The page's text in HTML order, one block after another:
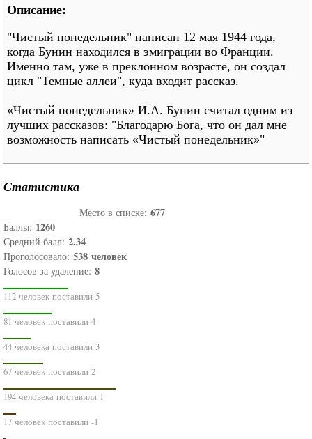
Описание:
"Чистый понедельник" написан 12 мая 1944 года,
когда Бунин находился в эмиграции во Франции.
Именно там, уже в преклонном возрасте, он создал
цикл "Темные аллеи", куда входит рассказ.
«Чистый понедельник» И.А. Бунин считал одним из
лучших рассказов: "Благодарю Бога, что он дал мне
возможность написать «Чистый понедельник»"
Статистика
Место в списке: 677
Баллы: 1260
Средний балл: 2.34
Проголосовало: 538 человек
Голосов за удаление: 8
112 человек поставили 5
81 человек поставили 4
44 человека поставили 3
67 человек поставили 2
194 человека поставили 1
17 человек поставили -1